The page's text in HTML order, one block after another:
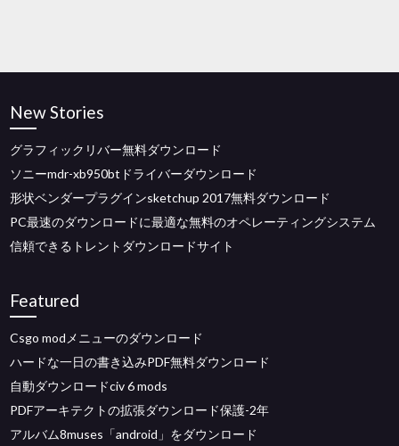
New Stories
グラフィックリバー無料ダウンロード
ソニーmdr-xb950btドライバーダウンロード
形状ベンダープラグインsketchup 2017無料ダウンロード
PC最速のダウンロードに最適な無料のオペレーティングシステム
信頼できるトレントダウンロードサイト
Featured
Csgo modメニューのダウンロード
ハードな一日の書き込みPDF無料ダウンロード
自動ダウンロードciv 6 mods
PDFアーキテクトの拡張ダウンロード保護-2年
アルバム8muses「android」をダウンロード